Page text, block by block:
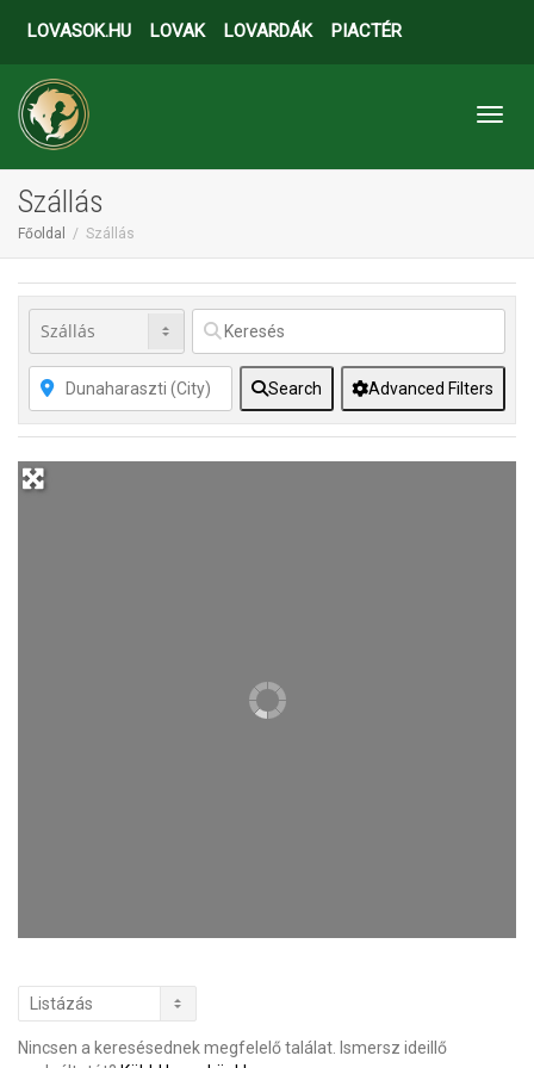
LOVASOK.HU LOVAK LOVARDÁK PIACTÉR
Szállás
Főoldal Szállás
Search Advanced Filters
Nincsen a keresésednek megfelelő találat. Ismersz ideillő